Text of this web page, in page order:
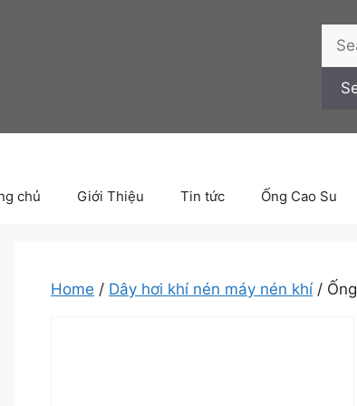
for:
chủ Giới Thiệu Tin tức Ống Cao Su
Home / Dây hơi khí nén máy nén khí /